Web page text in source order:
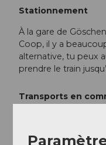
Stationnement
À la gare de
Coop, il y a
alternative, tu peux
prendre le train
Transports en
plus généralement